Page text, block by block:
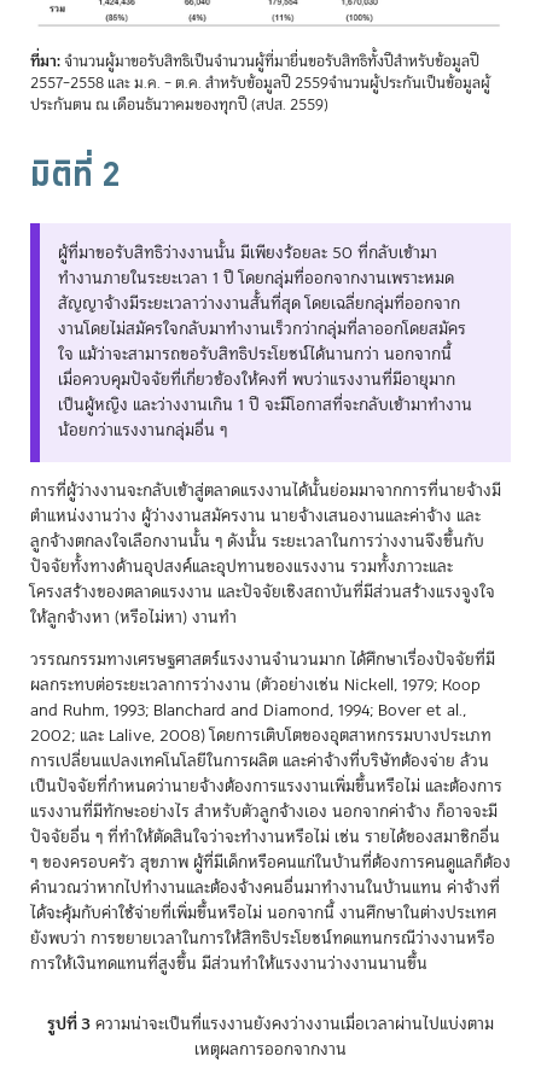
ที่มา:จำนวนผู้มาขอรับสิทธิเป็นจำนวนผู้ที่มายื่นขอรับสิทธิทั้งปีสำหรับข้อมูลปี
2557–2558 และ ม.ค. – ต.ค. สำหรับข้อมูลปี 2559จำนวนผู้ประกันเป็นข้อมูลผู้
ประกันตน ณ เดือนธันวาคมของทุกปี (สปส. 2559)
มิติที่ 2
ผู้ที่มาขอรับสิทธิว่างงานนั้น มีเพียงร้อยละ 50 ที่กลับเข้ามา
ทำงานภายในระยะเวลา 1 ปี โดยกลุ่มที่ออกจากงานเพราะหมด
สัญญาจ้างมีระยะเวลาว่างงานสั้นที่สุด โดยเฉลี่ยกลุ่มที่ออกจาก
งานโดยไม่สมัครใจกลับมาทำงานเร็วกว่ากลุ่มที่ลาออกโดยสมัคร
ใจ แม้ว่าจะสามารถขอรับสิทธิประโยชน์ได้นานกว่า นอกจากนี้
เมื่อควบคุมปัจจัยที่เกี่ยวข้องให้คงที่ พบว่าแรงงานที่มีอายุมาก
เป็นผู้หญิง และว่างงานเกิน 1 ปี จะมีโอกาสที่จะกลับเข้ามาทำงาน
น้อยกว่าแรงงานกลุ่มอื่น ๆ
การที่ผู้ว่างงานจะกลับเข้าสู่ตลาดแรงงานได้นั้นย่อมมาจากการที่นายจ้างมี
ตำแหน่งงานว่าง ผู้ว่างงานสมัครงาน นายจ้างเสนองานและค่าจ้าง และ
ลูกจ้างตกลงใจเลือกงานนั้น ๆ ดังนั้น ระยะเวลาในการว่างงานจึงขึ้นกับ
ปัจจัยทั้งทางด้านอุปสงค์และอุปทานของแรงงาน รวมทั้งภาวะและ
โครงสร้างของตลาดแรงงาน และปัจจัยเชิงสถาบันที่มีส่วนสร้างแรงจูงใจ
ให้ลูกจ้างหา (หรือไม่หา) งานทำ
วรรณกรรมทางเศรษฐศาสตร์แรงงานจำนวนมาก ได้ศึกษาเรื่องปัจจัยที่มี
ผลกระทบต่อระยะเวลาการว่างงาน (ตัวอย่างเช่น Nickell, 1979; Koop
and Ruhm, 1993; Blanchard and Diamond, 1994; Bover et al.,
2002; และ Lalive, 2008) โดยการเติบโตของอุตสาหกรรมบางประเภท
การเปลี่ยนแปลงเทคโนโลยีในการผลิต และค่าจ้างที่บริษัทต้องจ่าย ล้วน
เป็นปัจจัยที่กำหนดว่านายจ้างต้องการแรงงานเพิ่มขึ้นหรือไม่ และต้องการ
แรงงานที่มีทักษะอย่างไร สำหรับตัวลูกจ้างเอง นอกจากค่าจ้าง ก็อาจจะมี
ปัจจัยอื่น ๆ ที่ทำให้ตัดสินใจว่าจะทำงานหรือไม่ เช่น รายได้ของสมาชิกอื่น
ๆ ของครอบครัว สุขภาพ ผู้ที่มีเด็กหรือคนแก่ในบ้านที่ต้องการคนดูแลก็ต้อง
คำนวณว่าหากไปทำงานและต้องจ้างคนอื่นมาทำงานในบ้านแทน ค่าจ้างที่
ได้จะคุ้มกับค่าใช้จ่ายที่เพิ่มขึ้นหรือไม่ นอกจากนี้ งานศึกษาในต่างประเทศ
ยังพบว่า การขยายเวลาในการให้สิทธิประโยชน์ทดแทนกรณีว่างงานหรือ
การให้เงินทดแทนที่สูงขึ้น มีส่วนทำให้แรงงานว่างงานนานขึ้น
รูปที่ 3ความน่าจะเป็นที่แรงงานยังคงว่างงานเมื่อเวลาผ่านไปแบ่งตาม
เหตุผลการออกจากงาน